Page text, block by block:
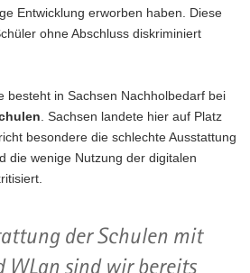
Entwicklung erworben haben. Diese
ohne Abschluss diskriminiert
besteht in Sachsen Nachholbedarf bei
. Sachsen landete hier auf Platz
besondere die schlechte Ausstattung
die wenige Nutzung der digitalen
der Schulen mit
WLan sind wir bereits